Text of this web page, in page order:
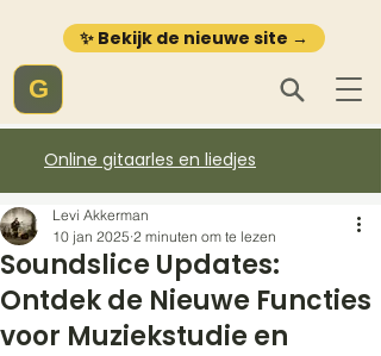
✨ Bekijk de nieuwe site →
G
Online gitaarles en liedjes
Soundslice Updates:
Ontdek de Nieuwe Functies
voor Muziekstudie en
Levi Akkerman
10 jan 2025 2 minuten om te lezen